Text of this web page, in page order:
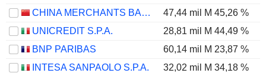
CHINA MERCHANTS BANK CO., LTD.
47,44 mil M 45,26 %
UNICREDIT S.P.A.
28,81 mil M 44,49 %
BNP PARIBAS
60,14 mil M 23,87 %
INTESA SANPAOLO S.P.A.
32,02 mil M 34,18 %